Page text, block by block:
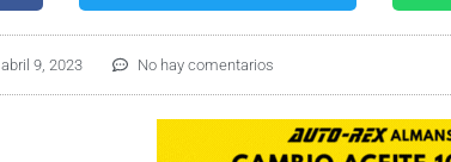
abril 9, 2023 No hay comentarios